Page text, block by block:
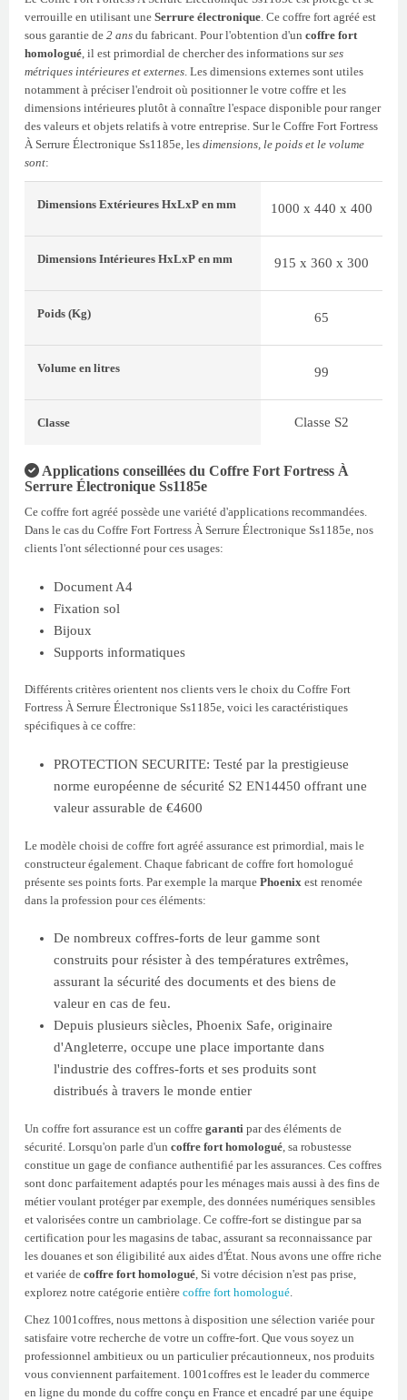
verrouille en utilisant une Serrure électronique. Ce coffre fort agréé est
sous garantie de 2 ans du fabricant. Pour l'obtention d'un coffre fort
homologué, il est primordial de chercher des informations surses
métriques intérieures et externes. Les dimensions externes sont utiles
notamment à préciser l'endroit où positionner le votre coffre et les
dimensions intérieures plutôt à connaître l'espace disponible pour ranger
des valeurs et objets relatifs à votre entreprise. Sur le Coffre Fort Fortress
À Serrure Électronique Ss1185e, les dimensions, le poids et le volume
sont:
Dimensions Extérieures HxLxP en mm 1000 x 440 x 400
Dimensions Intérieures HxLxP en mm 915 x 360 x 300
Poids (Kg) 65
Volume en litres 99
Classe Classe S2
Applications conseillées du Coffre Fort Fortress À
Serrure Électronique Ss1185e
Ce coffre fort agréé possède une variété d'applications recommandées.
Dans le cas du Coffre Fort Fortress À Serrure Électronique Ss1185e, nos
clients l'ont sélectionné pour ces usages:
Document A4
Fixation sol
Bijoux
Supports informatiques
Différents critères orientent nos clients vers le choix du Coffre Fort
Fortress À Serrure Électronique Ss1185e, voici les caractéristiques
spécifiques à ce coffre:
PROTECTION SECURITE: Testé par la prestigieuse
norme européenne de sécurité S2 EN14450 offrant une
valeur assurable de €4600
Le modèle choisi de coffre fort agréé assurance est primordial, mais le
constructeur également. Chaque fabricant de coffre fort homologué
présente ses points forts. Par exemple la marque Phoenix est renomée
dans la profession pour ces éléments:
De nombreux coffres-forts de leur gamme sont
construits pour résister à des températures extrêmes,
assurant la sécurité des documents et des biens de
valeur en cas de feu.
Depuis plusieurs siècles, Phoenix Safe, originaire
d'Angleterre, occupe une place importante dans
l'industrie des coffres-forts et ses produits sont
distribués à travers le monde entier
Un coffre fort assurance est un coffre garanti par des éléments de
sécurité. Lorsqu'on parle d'un coffre fort homologué , sa robustesse
constitue un gage de confiance authentifié par les assurances. Ces coffres
sont donc parfaitement adaptés pour les ménages mais aussi à des fins de
métier voulant protéger par exemple, des données numériques sensibles
et valorisées contre un cambriolage. Ce coffre-fort se distingue par sa
certification pour les magasins de tabac, assurant sa reconnaissance par
les douanes et son éligibilité aux aides d'État. Nous avons une offre riche
et variée de coffre fort homologué , Si votre décision n'est pas prise,
explorez notre catégorie entière coffre fort homologué
Chez 1001coffres, nous mettons à disposition une sélection variée pour
satisfaire votre recherche de votre un coffre-fort. Que vous soyez un
professionnel ambitieux ou un particulier précautionneux, nos produits
vous conviennent parfaitement. 1001coffres est le leader du commerce
en ligne du monde du coffre conçu en France et encadré par une équipe